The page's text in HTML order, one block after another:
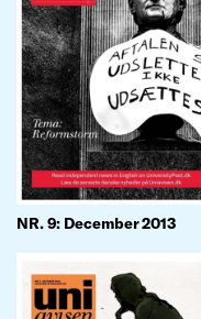
NR. 9: December 2013